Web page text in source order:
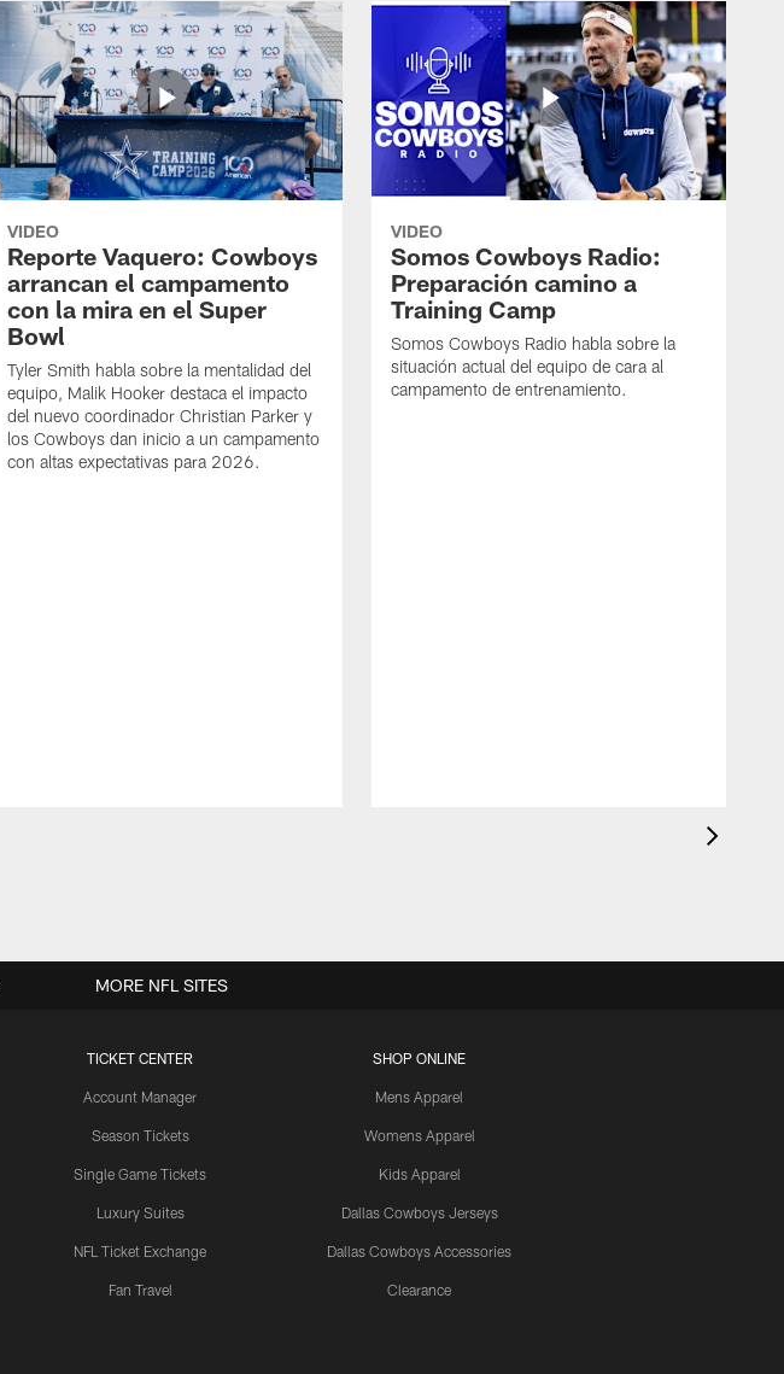
VIDEO
Reporte Vaquero: Cowboys
arrancan el campamento
con la mira en el Super
Bowl
Tyler Smith habla sobre la mentalidad del
equipo, Malik Hooker destaca el impacto
del nuevo coordinador Christian Parker y
los Cowboys dan inicio a un campamento
con altas expectativas para 2026.
VIDEO
Somos Cowboys Radio:
Preparación camino a
Training Camp
Somos Cowboys Radio habla sobre la
situación actual del equipo de cara al
campamento de entrenamiento.
TICKET CENTER
Account Manager
Season Tickets
Single Game Tickets
Luxury Suites
NFL Ticket Exchange
Fan Travel
SHOP ONLINE
Mens Apparel
Womens Apparel
Kids Apparel
Dallas Cowboys Jerseys
Dallas Cowboys Accessories
Clearance
MORE NFL SITES